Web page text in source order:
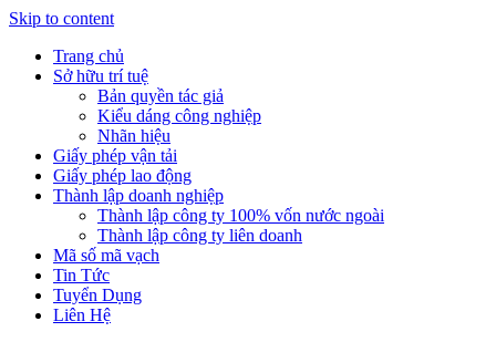
Skip to content
Trang chủ
Sở hữu trí tuệ
Bản quyền tác giả
Kiểu dáng công nghiệp
Nhãn hiệu
Giấy phép vận tải
Giấy phép lao động
Thành lập doanh nghiệp
Thành lập công ty 100% vốn nước ngoài
Thành lập công ty liên doanh
Mã số mã vạch
Tin Tức
Tuyển Dụng
Liên Hệ